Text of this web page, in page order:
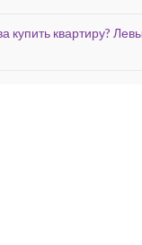
купить квартиру?